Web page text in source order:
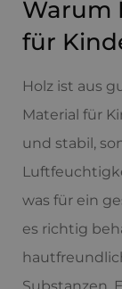
Warum
für
Holz ist aus
Material für
und stabil,
was für ein
es richtig